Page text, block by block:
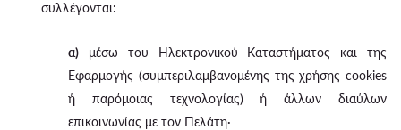
συλλέγονται:
α) μέσω του Ηλεκτρονικού Καταστήματος και της
Εφαρμογής (συμπεριλαμβανομένης της χρήσης cookies
ή παρόμοιας τεχνολογίας) ή άλλων διαύλων
επικοινωνίας με τον Πελάτη·